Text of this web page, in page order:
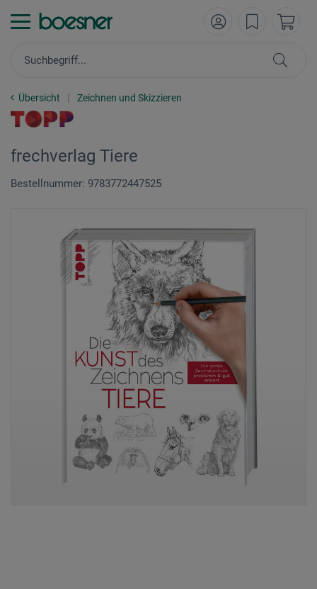
Übersicht Zeichnen und Skizzieren
frechverlag Tiere
Bestellnummer: 9783772447525